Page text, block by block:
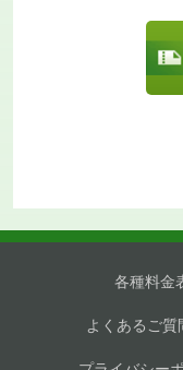
各種料金
よくあるご質